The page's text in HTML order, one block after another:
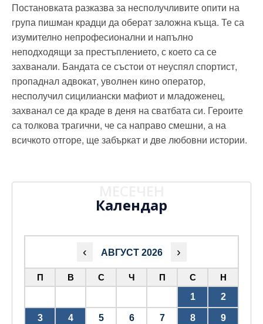
Постановката разказва за несполучливите опити на
група пишман крадци да оберат заложна къща. Те са
изумително непрофесионални и напълно
неподходящи за престъплението, с което са се
захванали. Бандата се състои от неуспял спортист,
пропаднал адвокат, уволнен кино оператор,
несполучил сицилиански мафиот и младоженец,
захванал се да краде в деня на сватбата си. Героите
са толкова трагични, че са направо смешни, а на
всичкото отгоре, ще забъркат и две любовни истории.
Календар
‹ АВГУСТ 2026 ›
П В С Ч П С
Н
1
2
3 4 5 6 7 8 9